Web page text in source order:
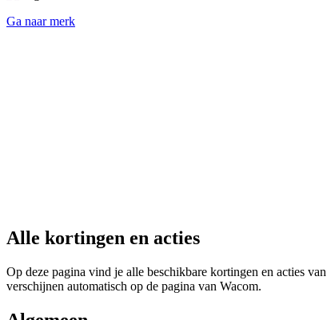
Ga naar merk
Alle kortingen en acties
Op deze pagina vind je alle beschikbare kortingen en acties
verschijnen automatisch op de pagina van Wacom.